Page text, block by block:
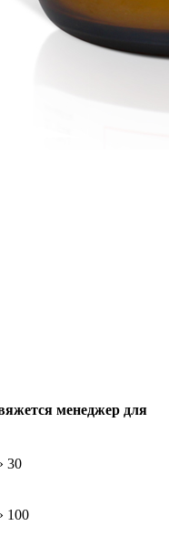
менеджер для
30
100